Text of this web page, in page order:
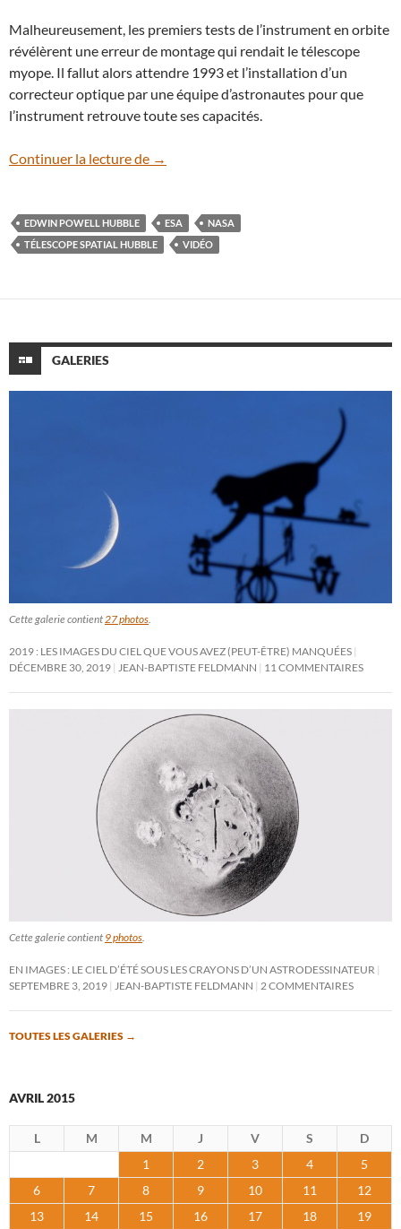
Malheureusement, les premiers tests de l’instrument en orbite
révélèrent une erreur de montage qui rendait le télescope
myope. Il fallut alors attendre 1993 et l’installation d’un
correcteur optique par une équipe d’astronautes pour que
l’instrument retrouve toute ses capacités.
Continuer la lecture de En vidéo : science et poésie pour fêter
→
EDWIN POWELL HUBBLE ESA
NASA
TÉLESCOPE SPATIAL HUBBLE
VIDÉO
GALERIES
Cette galerie contient27 photos.
2019 : LES IMAGES DU CIEL QUE VOUS AVEZ (PEUT-ÊTRE) MANQUÉES
DÉCEMBRE 30, 2019 JEAN-BAPTISTE FELDMANN 11 COMMENTAIRES
Cette galerie contient 9 photos.
EN IMAGES : LE CIEL D’ÉTÉ SOUS LES CRAYONS D’UN ASTRODESSINATEUR
SEPTEMBRE 3, 2019 JEAN-BAPTISTE FELDMANN 2 COMMENTAIRES
TOUTES LES GALERIES →
AVRIL 2015
L M M J V S
D
1
2 3 4
5
6
7 8 9 10 11
12
13
14 15 16 17 18
19